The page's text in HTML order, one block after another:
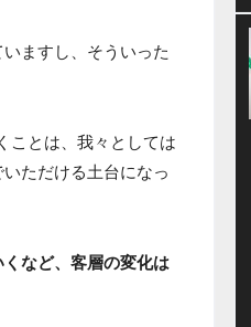
ますし、そういった
ことは、我々としては
ただける土台になっ
など、客層の変化は